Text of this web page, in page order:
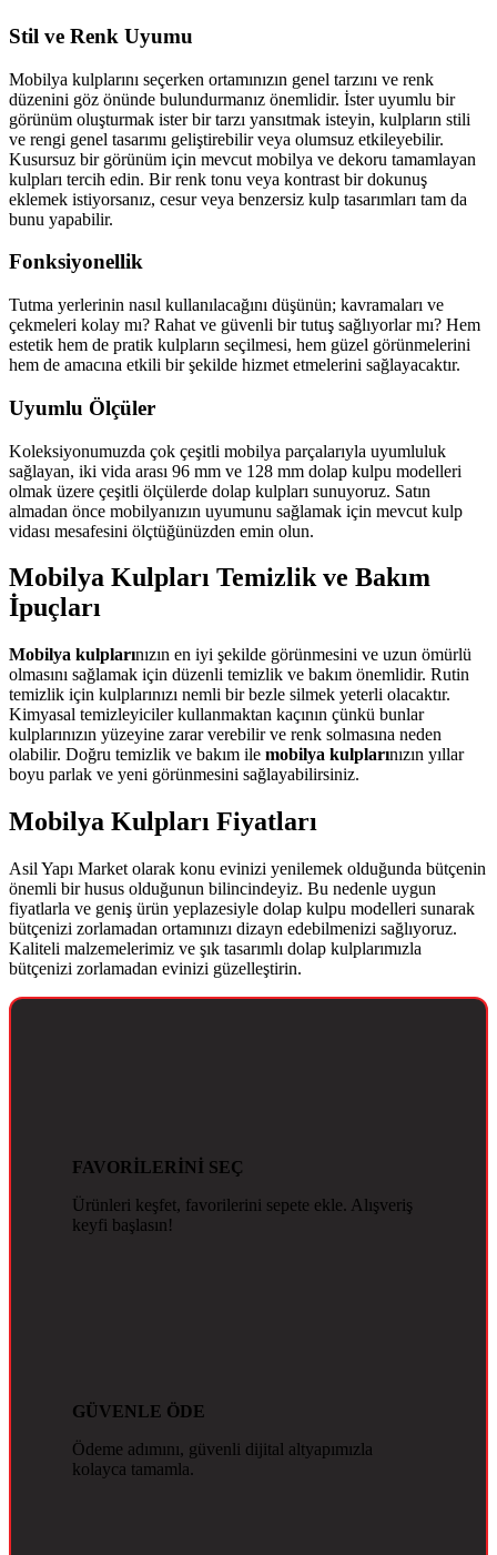
Stil ve Renk Uyumu
Mobilya kulplarını seçerken ortamınızın genel tarzını ve renk
düzenini göz önünde bulundurmanız önemlidir. İster uyumlu bir
görünüm oluşturmak ister bir tarzı yansıtmak isteyin, kulpların stili
ve rengi genel tasarımı geliştirebilir veya olumsuz etkileyebilir.
Kusursuz bir görünüm için mevcut mobilya ve dekoru tamamlayan
kulpları tercih edin. Bir renk tonu veya kontrast bir dokunuş
eklemek istiyorsanız, cesur veya benzersiz kulp tasarımları tam da
bunu yapabilir.
Fonksiyonellik
Tutma yerlerinin nasıl kullanılacağını düşünün; kavramaları ve
çekmeleri kolay mı? Rahat ve güvenli bir tutuş sağlıyorlar mı? Hem
estetik hem de pratik kulpların seçilmesi, hem güzel görünmelerini
hem de amacına etkili bir şekilde hizmet etmelerini sağlayacaktır.
Uyumlu Ölçüler
Koleksiyonumuzda çok çeşitli mobilya parçalarıyla uyumluluk
sağlayan, iki vida arası 96 mm ve 128 mm dolap kulpu modelleri
olmak üzere çeşitli ölçülerde dolap kulpları sunuyoruz. Satın
almadan önce mobilyanızın uyumunu sağlamak için mevcut kulp
vidası mesafesini ölçtüğünüzden emin olun.
Mobilya Kulpları Temizlik ve Bakım
İpuçları
Mobilya kulplarınızın en iyi şekilde görünmesini ve uzun ömürlü
olmasını sağlamak için düzenli temizlik ve bakım önemlidir. Rutin
temizlik için kulplarınızı nemli bir bezle silmek yeterli olacaktır.
Kimyasal temizleyiciler kullanmaktan kaçının çünkü bunlar
kulplarınızın yüzeyine zarar verebilir ve renk solmasına neden
olabilir. Doğru temizlik ve bakım ile mobilya kulplarınızın yıllar
boyu parlak ve yeni görünmesini sağlayabilirsiniz.
Mobilya Kulpları Fiyatları
Asil Yapı Market olarak konu evinizi yenilemek olduğunda bütçenin
önemli bir husus olduğunun bilincindeyiz. Bu nedenle uygun
fiyatlarla ve geniş ürün yeplazesiyle dolap kulpu modelleri sunarak
bütçenizi zorlamadan ortamınızı dizayn edebilmenizi sağlıyoruz.
Kaliteli malzemelerimiz ve şık tasarımlı dolap kulplarımızla
bütçenizi zorlamadan evinizi güzelleştirin.
FAVORİLERİNİ SEÇ
Ürünleri keşfet, favorilerini sepete ekle. Alışveriş
keyfi başlasın!
GÜVENLE ÖDE
Ödeme adımını, güvenli dijital altyapımızla
kolayca tamamla.